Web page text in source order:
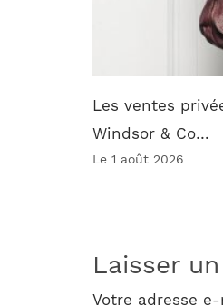
Les ventes
Windsor & Co…
Le 1 août 2026
Laisser
Votre adresse